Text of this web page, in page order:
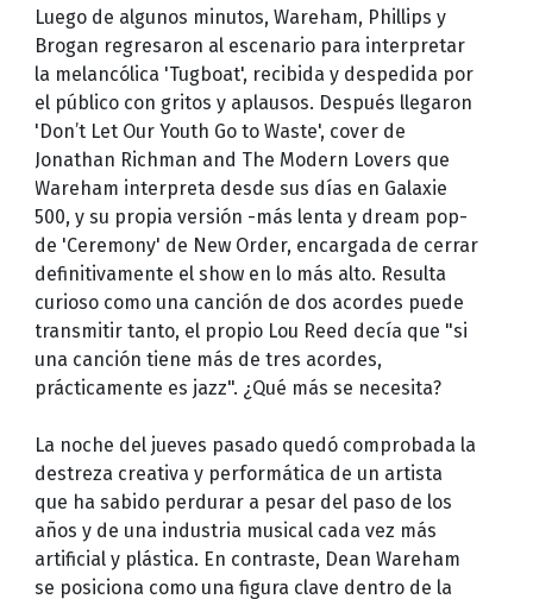
Luego de algunos minutos, Wareham, Phillips y
Brogan regresaron al escenario para interpretar
la melancólica 'Tugboat', recibida y despedida por
el público con gritos y aplausos. Después llegaron
'Don’t Let Our Youth Go to Waste', cover de
Jonathan Richman and The Modern Lovers que
Wareham interpreta desde sus días en Galaxie
500, y su propia versión -más lenta y dream pop-
de 'Ceremony' de New Order, encargada de cerrar
definitivamente el show en lo más alto. Resulta
curioso como una canción de dos acordes puede
transmitir tanto, el propio Lou Reed decía que "si
una canción tiene más de tres acordes,
prácticamente es jazz". ¿Qué más se necesita?
La noche del jueves pasado quedó comprobada la
destreza creativa y performática de un artista
que ha sabido perdurar a pesar del paso de los
años y de una industria musical cada vez más
artificial y plástica. En contraste, Dean Wareham
se posiciona como una figura clave dentro de la